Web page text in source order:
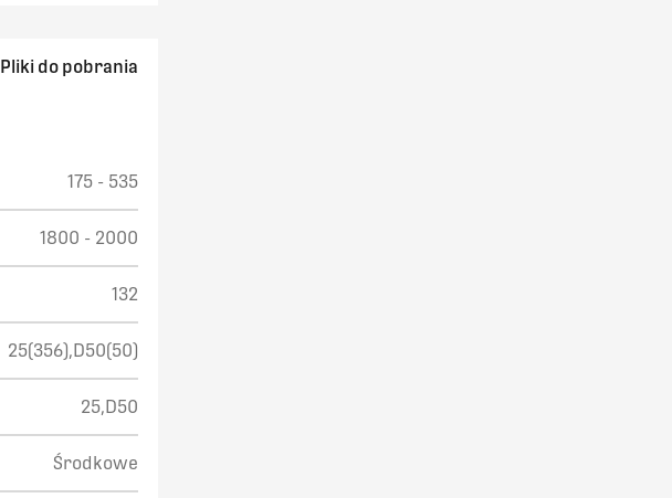
Pliki do pobrania
175 - 535
1800 - 2000
132
25(356),D50(50)
25,D50
Środkowe